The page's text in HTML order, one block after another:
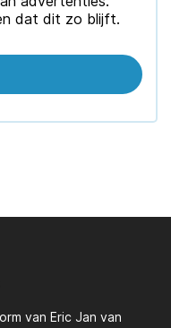
dat dit zo blijft.
van Eric Jan van